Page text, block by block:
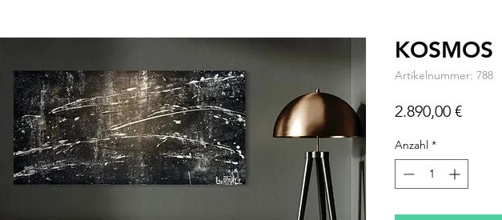
KOSMOS
Artikelnummer: 788
2.890,00 €Preis
Anzahl *